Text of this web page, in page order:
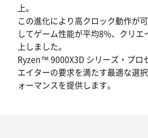
上。
この進化により高クロック動作が
してゲーム性能が平均8%、クリ
上しました。
Ryzen™ 9000X3D シリーズ・プロ
エイターの要求を満たす最適な選
ォーマンスを提供します。